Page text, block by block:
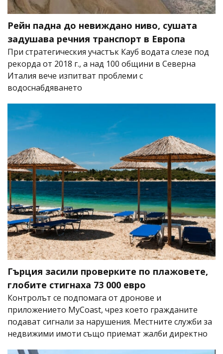
Рейн падна до невиждано ниво, сушата
задушава речния транспорт в Европа
При стратегическия участък Кауб водата слезе под
рекорда от 2018 г., а над 100 общини в Северна
Италия вече изпитват проблеми с
водоснабдяването
Гърция засили проверките по плажовете,
глобите стигнаха 73 000 евро
Контролът се подпомага от дронове и
приложението MyCoast, чрез което гражданите
подават сигнали за нарушения. Местните служби за
недвижими имоти също приемат жалби директно